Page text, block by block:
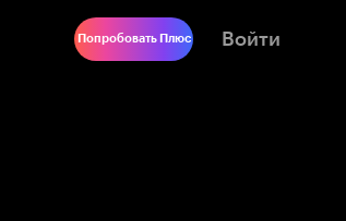
Попробовать Плюс Войти